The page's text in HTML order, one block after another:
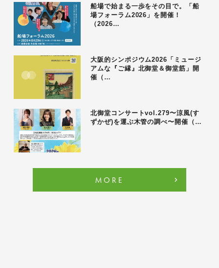
船場で始まる一歩をその目で。「船
場フォーラム2026」を開催！
（2026…
大阪的シンポジウム2026「ミュージ
アムな『ご縁』北御堂＆御堂筋」開
催（…
北御堂コンサートvol.279〜涼風(す
ずかぜ)を運ぶ木管の調べ〜開催（…
MORE